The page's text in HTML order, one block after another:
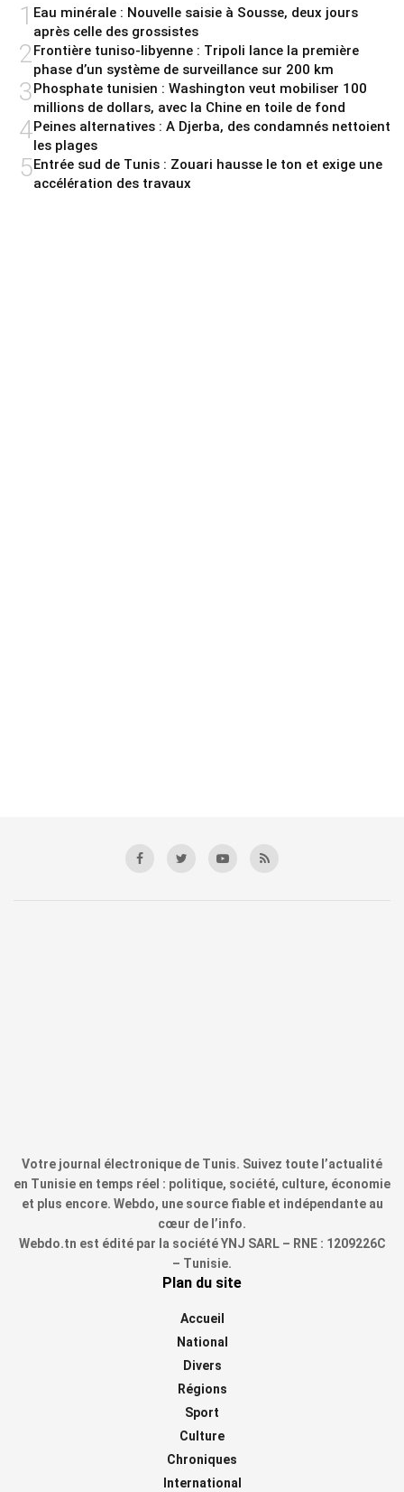
1 Eau minérale : Nouvelle saisie à Sousse, deux jours
après celle des grossistes
2 Frontière tuniso-libyenne : Tripoli lance la première
phase d’un système de surveillance sur 200 km
3 Phosphate tunisien : Washington veut mobiliser 100
millions de dollars, avec la Chine en toile de fond
4Peines alternatives : A Djerba, des condamnés nettoient
les plages
5Entrée sud de Tunis : Zouari hausse le ton et exige une
accélération des travaux
Votre journal électronique de Tunis. Suivez toute l’actualité
en Tunisie en temps réel : politique, société, culture, économie
et plus encore. Webdo, une source fiable et indépendante au
cœur de l’info.
Webdo.tn est édité par la société YNJ SARL – RNE : 1209226C
– Tunisie.
Plan du site
Accueil
National
Divers
Régions
Sport
Culture
Chroniques
International